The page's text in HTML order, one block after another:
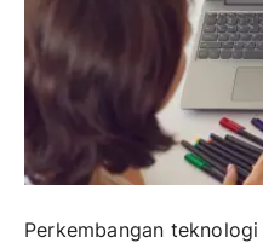
Perkembangan